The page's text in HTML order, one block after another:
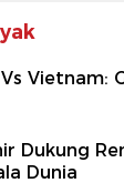
Vietnam:
Dukung
Dunia